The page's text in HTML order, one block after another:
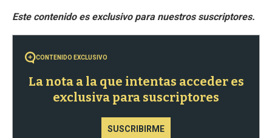
CONTENIDO EXCLUSIVO
La nota a la que intentas acceder es
exclusiva para suscriptores
SUSCRIBIRME